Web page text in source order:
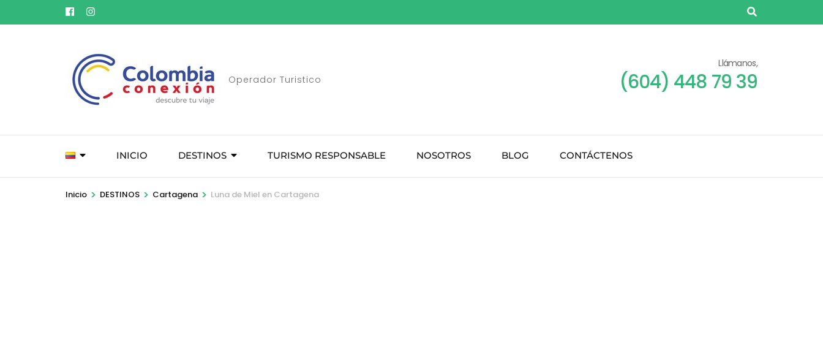
al
Operador Turistico
Llámanos,
(604) 448 79 39
INICIO DESTINOS TURISMO RESPONSABLE NOSOTROS BLOG CONTÁCTENOS
Inicio > DESTINOS > Cartagena > Luna de Miel en Cartagena